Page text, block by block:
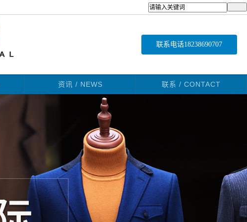
联系电话18238690707
资讯 / NEWS 联系 / CONTACT